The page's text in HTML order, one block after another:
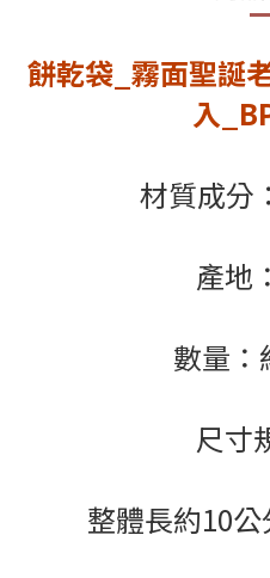
餅乾袋_霧面聖誕
入_
材質成分
產地
數量：
尺寸
整體長約10